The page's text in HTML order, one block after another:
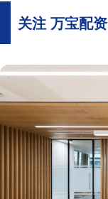
关注 万宝配资